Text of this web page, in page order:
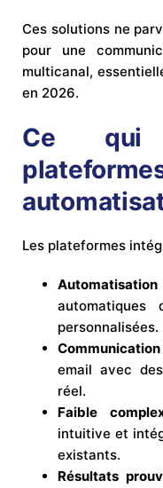
Ces solutions ne
pour une
multicanal,
en 2026.
Ce qui
Les plateformes
personnalisées.
email avec
réel.
Faible
intuitive et
existants.
Résultats